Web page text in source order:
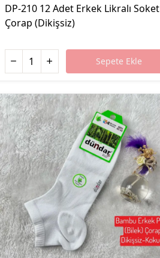
DP-210 12 Adet Erkek Likralı Soket
Çorap (Dikişsiz)
Sepete Ekle